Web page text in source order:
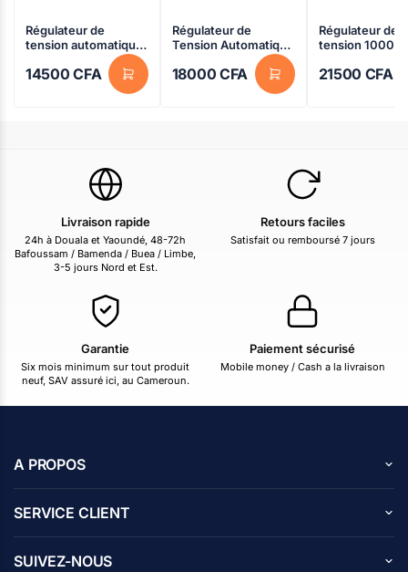
Régulateur de
tension automatique
EMAX – DVR-500VA
en vente au
14500CFA
Régulateur de
Tension Automatique
– Emax – 220V –
1000VA – 02 Mois de
18000 CFA
Régulateur de
tension
ND-DAVRC –
21500 CFA
Livraison rapide
24h à Douala et Yaoundé, 48-72h
Bafoussam / Bamenda / Buea / Limbe,
3-5 jours Nord et Est.
Retours faciles
Satisfait ou remboursé 7 jours
Garantie
Six mois minimum sur tout produit
neuf, SAV assuré ici, au Cameroun.
Paiement sécurisé
Mobile money / Cash a la livraison
A PROPOS
Carrières
SERVICE CLIENT
Blog
SUIVEZ-NOUS